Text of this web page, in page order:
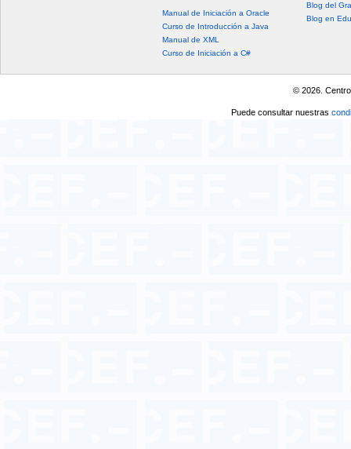
Manual de Iniciación a Oracle
Curso de Introducción a Java
Manual de XML
Curso de Iniciación a C#
Blog del
Blog en
© 2026.
Puede consultar nuestras